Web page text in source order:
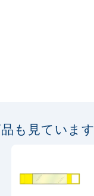
も見ています